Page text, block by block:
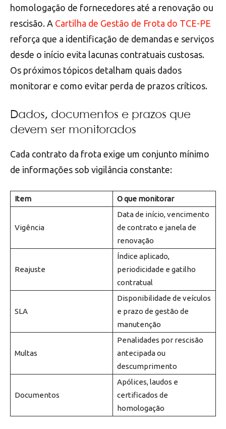
homologação de fornecedores até a renovação ou
rescisão. A Cartilha de Gestão de Frota do TCE-PE
reforça que a identificação de demandas e serviços
desde o início evita lacunas contratuais custosas.
Os próximos tópicos detalham quais dados
monitorar e como evitar perda de prazos críticos.
Dados, documentos e prazos que
devem ser monitorados
Cada contrato da frota exige um conjunto mínimo
de informações sob vigilância constante:
Item O que monitorar
Vigência
Data de início, vencimento
de contrato e janela de
renovação
Reajuste
Índice aplicado,
periodicidade e gatilho
contratual
SLA
Disponibilidade de veículos
e prazo de gestão de
manutenção
Multas
Penalidades por rescisão
antecipada ou
descumprimento
Documentos
Apólices, laudos e
certificados de
homologação